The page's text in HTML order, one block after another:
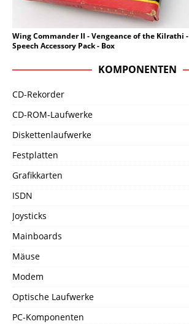
Wing Commander II - Vengeance of the Kilrathi -
Speech Accessory Pack - Box
KOMPONENTEN
CD-Rekorder
CD-ROM-Laufwerke
Diskettenlaufwerke
Festplatten
Grafikkarten
ISDN
Joysticks
Mainboards
Mäuse
Modem
Optische Laufwerke
PC-Komponenten